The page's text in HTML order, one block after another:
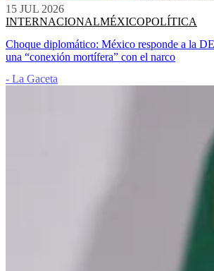
15 JUL 2026
INTERNACIONALMÉXICOPOLÍTICA
Choque diplomático: México responde a la
una “conexión mortífera” con el narco
- La Gaceta